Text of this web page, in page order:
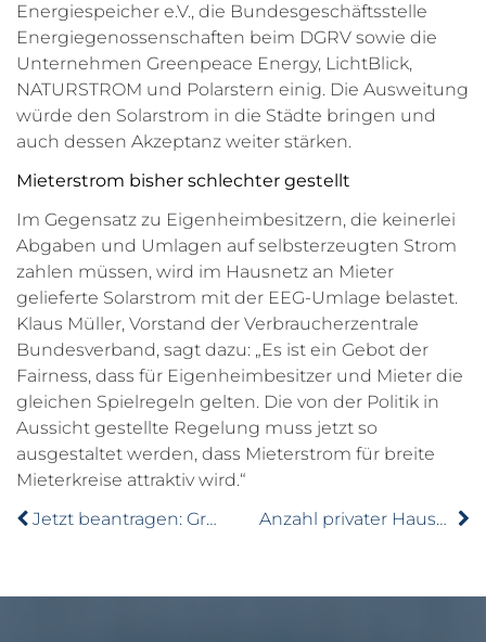
Energiespeicher e.V., die Bundesgeschäftsstelle
Energiegenossenschaften beim DGRV sowie die
Unternehmen Greenpeace Energy, LichtBlick,
NATURSTROM und Polarstern einig. Die Ausweitung
würde den Solarstrom in die Städte bringen und
auch dessen Akzeptanz weiter stärken.
Mieterstrom bisher schlechter gestellt
Im Gegensatz zu Eigenheimbesitzern, die keinerlei
Abgaben und Umlagen auf selbsterzeugten Strom
zahlen müssen, wird im Hausnetz an Mieter
gelieferte Solarstrom mit der EEG-Umlage belastet.
Klaus Müller, Vorstand der Verbraucherzentrale
Bundesverband, sagt dazu: „Es ist ein Gebot der
Fairness, dass für Eigenheimbesitzer und Mieter die
gleichen Spielregeln gelten. Die von der Politik in
Aussicht gestellte Regelung muss jetzt so
ausgestaltet werden, dass Mieterstrom für breite
Mieterkreise attraktiv wird.“
Jetzt beantragen: Grundsteuererlass bei Mietausfall
Anzahl privater Haushalte nimmt weiter zu